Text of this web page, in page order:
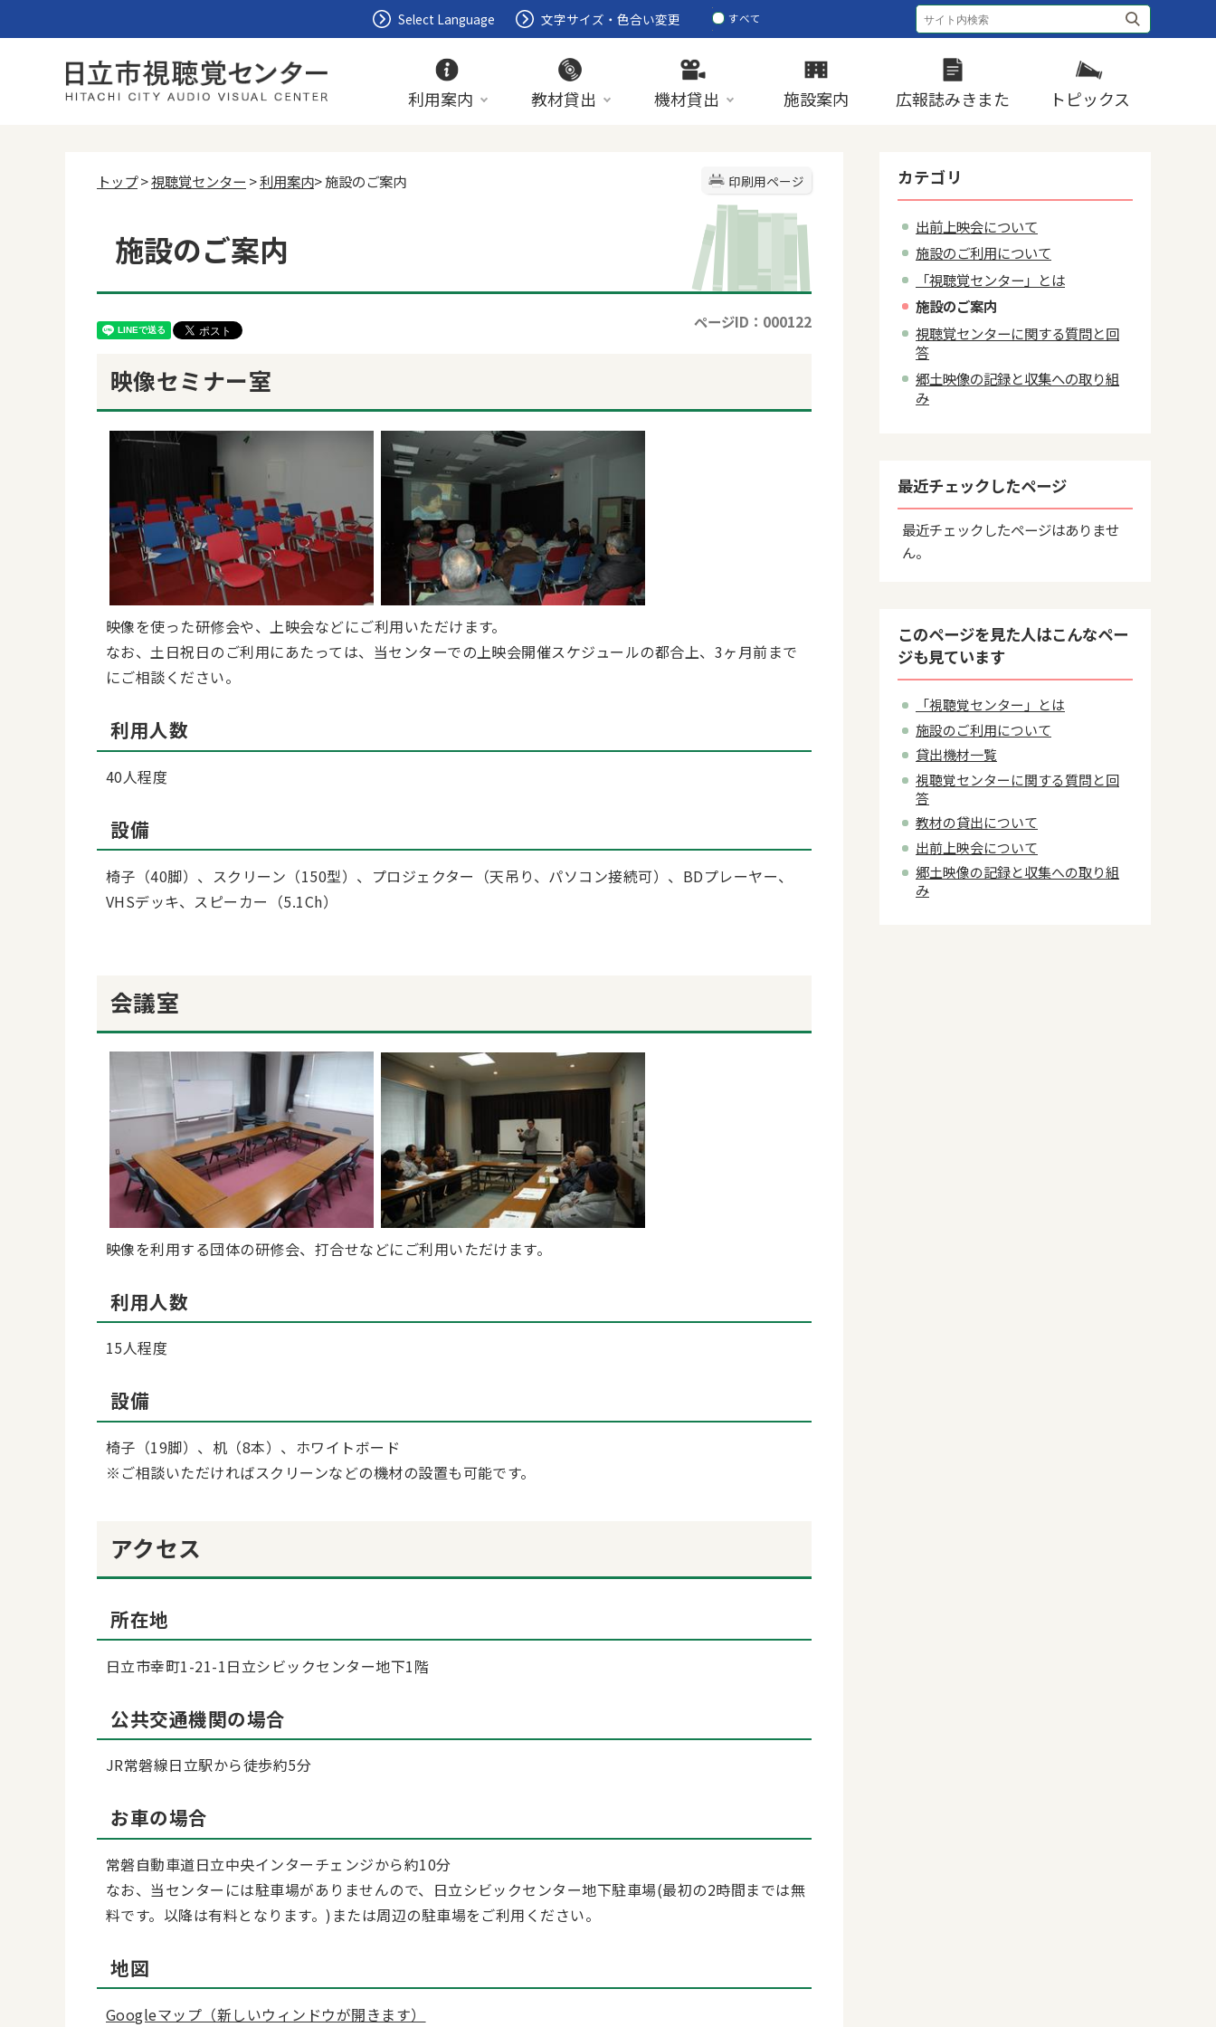
Select Language 文字サイズ・色合い変更
すべて
ページ
利用案内 教材貸出 機材貸出 施設案内 広報誌みきまた トピックス
印刷用ページ
トップ>視聴覚センター >利用案内> 施設のご案内
施設のご案内
ページID：000122
映像セミナー室
映像を使った研修会や、上映会などにご利用いただけます。
なお、土日祝日のご利用にあたっては、当センターでの上映会開催スケジュールの都合上、3ヶ月前まで
にご相談ください。
利用人数
40人程度
設備
椅子（40脚）、スクリーン（150型）、プロジェクター（天吊り、パソコン接続可）、BDプレーヤー、
VHSデッキ、スピーカー（5.1Ch）
会議室
映像を利用する団体の研修会、打合せなどにご利用いただけます。
利用人数
15人程度
設備
椅子（19脚）、机（8本）、ホワイトボード
※ご相談いただければスクリーンなどの機材の設置も可能です。
アクセス
所在地
日立市幸町1-21-1日立シビックセンター地下1階
公共交通機関の場合
JR常磐線日立駅から徒歩約5分
お車の場合
常磐自動車道日立中央インターチェンジから約10分
なお、当センターには駐車場がありませんので、日立シビックセンター地下駐車場(最初の2時間までは無
料です。以降は有料となります。)または周辺の駐車場をご利用ください。
地図
Googleマップ（新しいウィンドウが開きます）
カテゴリ
出前上映会について
施設のご利用について
「視聴覚センター」とは
施設のご案内
視聴覚センターに関する質問と回
答
郷土映像の記録と収集への取り組
み
最近チェックしたページ
最近チェックしたページはありませ
ん。
このページを見た人はこんなペー
ジも見ています
「視聴覚センター」とは
施設のご利用について
貸出機材一覧
視聴覚センターに関する質問と回
答
教材の貸出について
出前上映会について
郷土映像の記録と収集への取り組
み